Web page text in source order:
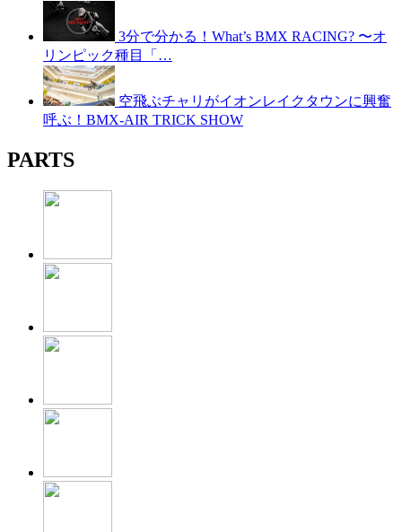
3分で分かる！What’s BMX RACING? 〜オ
リンピック種目「…
空飛ぶチャリがイオンレイクタウンに興奮
呼ぶ！BMX-AIR TRICK SHOW
PARTS